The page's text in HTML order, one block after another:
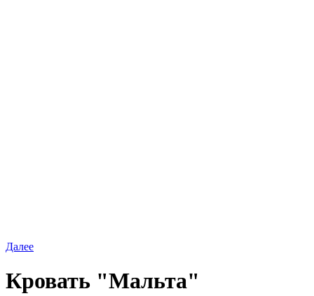
Далее
Кровать "Мальта"